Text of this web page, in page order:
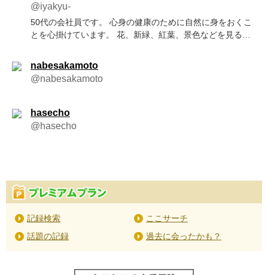
@iyakyu-
50代の会社員です。 心身の健康のために自然に身をおくこ
とを心掛けています。 花、新緑、紅葉、景色などを見るこ
nabesakamoto
@nabesakamoto
hasecho
@hasecho
記録検索
ここサーチ
話題の記録
過去に会ったかも？